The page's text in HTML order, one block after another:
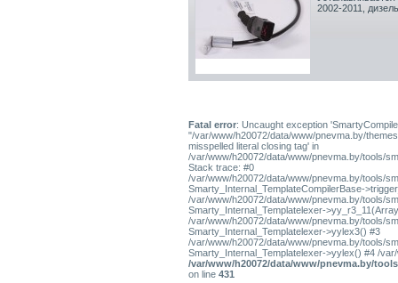
2002-2011,
Fatal error: Uncaught exception
"/var/www/h20072/data/www/pnevma.by/
misspelled literal closing tag' in
/var/www/h20072/data/www/pnevma.by/tools/
Stack trace: #0
/var/www/h20072/data/www/pnevma.by/tools/
Smarty_Internal_TemplateCompilerBase-
/var/www/h20072/data/www/pnevma.by/tools/
Smarty_Internal_Templatelexer-
/var/www/h20072/data/www/pnevma.by/tools/
Smarty_Internal_Templatelexer->yylex3() #3
/var/www/h20072/data/www/pnevma.by/tools/
Smarty_Internal_Templatelexer->yylex() #4 /
/var/www/h20072/data/www/pnevma.by/
on line 431